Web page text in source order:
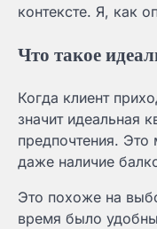
контексте. Я, как
Что такое
Когда клиент
значит идеальная
предпочтения. Это
даже наличие
Это похоже на
время было